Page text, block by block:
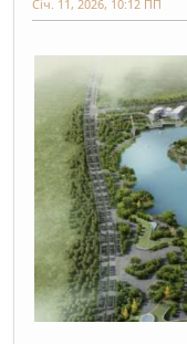
Січ. 11, 2026, 10:12 ПП